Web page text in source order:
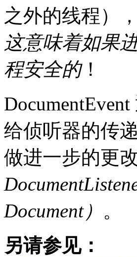
之外的线程）
这意味着如果
程安全的！
给侦听器的传
做进一步的更
Document） 。
另请参见：